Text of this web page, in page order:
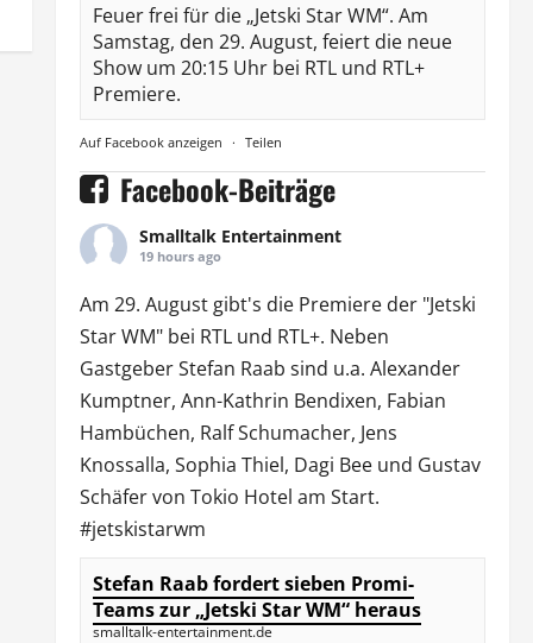
Feuer frei für die „Jetski Star WM“. Am
Samstag, den 29. August, feiert die neue
Show um 20:15 Uhr bei RTL und RTL+
Premiere.
Auf Facebook anzeigen · Teilen
Facebook-Beiträge
Smalltalk Entertainment
19 hours ago
Am 29. August gibt's die Premiere der "Jetski
Star WM" bei RTLund RTL+. Neben
Gastgeber Stefan Raab sind u.a. Alexander
Kumptner, Ann-Kathrin Bendixen, Fabian
Hambüchen, Ralf Schumacher, Jens
Knossalla, Sophia Thiel, Dagi Beeund Gustav
Schäfer von Tokio Hotel am Start.
#jetskistarwm
Stefan Raab fordert sieben Promi-
Teams zur „Jetski Star WM“ heraus
smalltalk-entertainment.de